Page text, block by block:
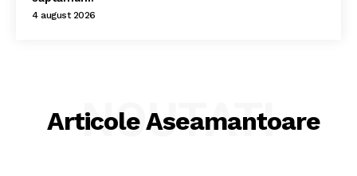
4 august 2026
Articole Aseamantoare
NOUTATI